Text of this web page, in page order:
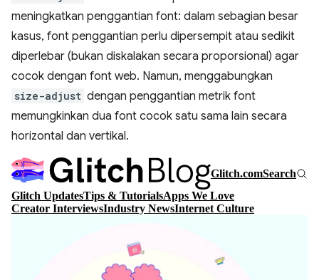
meningkatkan penggantian font: dalam sebagian besar
kasus, font penggantian perlu dipersempit atau sedikit
diperlebar (bukan diskalakan secara proporsional) agar
cocok dengan font web. Namun, menggabungkan
size-adjust dengan penggantian metrik font
memungkinkan dua font cocok satu sama lain secara
horizontal dan vertikal.